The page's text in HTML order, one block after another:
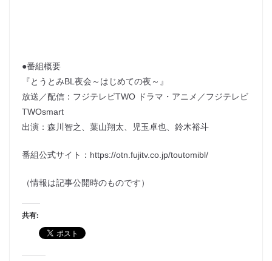
●番組概要
『とうとみBL夜会～はじめての夜～』
放送／配信：フジテレビTWO ドラマ・アニメ／フジテレビ
TWOsmart
出演：森川智之、葉山翔太、児玉卓也、鈴木裕斗
番組公式サイト：https://otn.fujitv.co.jp/toutomibl/
（情報は記事公開時のものです）
共有: